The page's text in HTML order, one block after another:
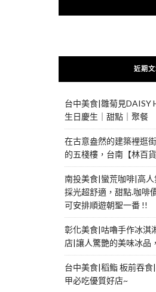
近期
台中美食|雛菊見DAISY
生日慶生｜甜點｜聚餐
在古意盎然的建築裡逛
的五棧樓，台南【林百貨
南投美食|蠻荒咖啡|高
採光超舒適，甜點.咖啡
可安排順遊朝聖一番 !!
彰化美食|咕嚕手作冰淇
店|讓人驚艷的美味冰品
台中美食|稻鮨 板前吞
甲必吃優質好店~